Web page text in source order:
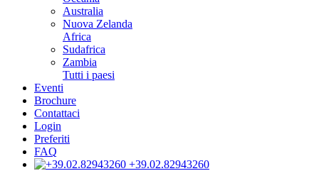
Australia
Nuova Zelanda
Africa
Sudafrica
Zambia
Tutti i paesi
Eventi
Brochure
Contattaci
Login
Preferiti
FAQ
+39.02.82943260